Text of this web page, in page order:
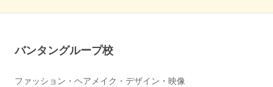
バンタングループ校
ファッション・ヘアメイク・デザイン・映像